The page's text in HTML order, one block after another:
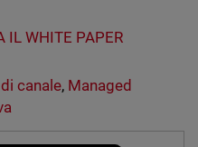
IL WHITE PAPER
canale, Managed